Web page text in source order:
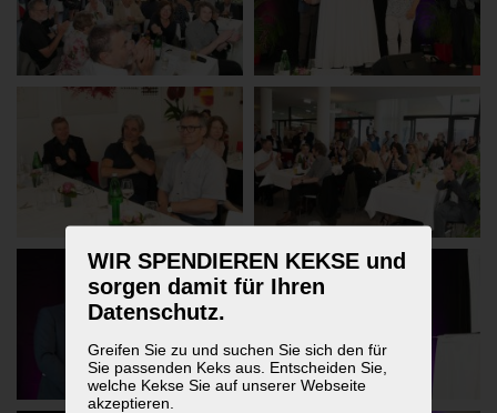
WIR SPENDIEREN KEKSE und
sorgen damit für Ihren
Datenschutz.
Greifen Sie zu und suchen Sie sich den für
Sie passenden Keks aus. Entscheiden Sie,
welche Kekse Sie auf unserer Webseite
akzeptieren.